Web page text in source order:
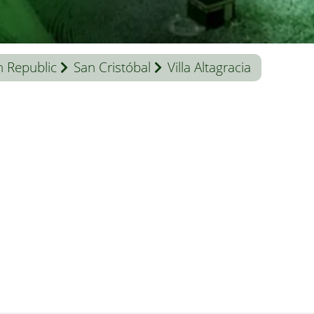
Republic San Cristóbal Villa Altagracia